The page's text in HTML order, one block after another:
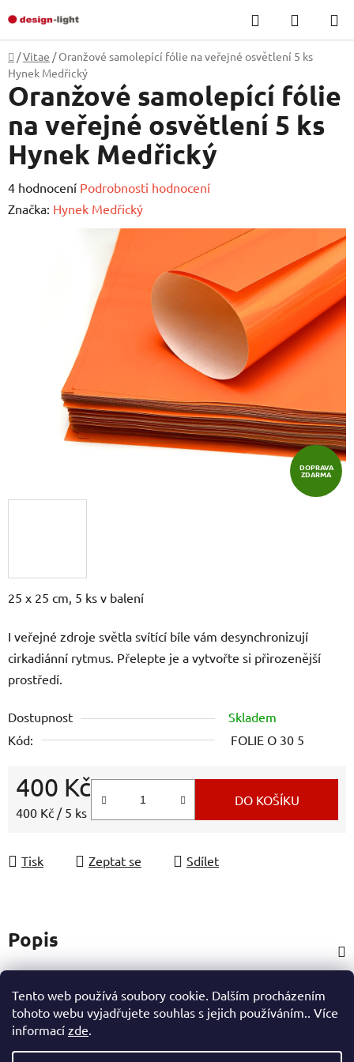
Tento web používá soubory cookie. Dalším procházením
tohoto webu vyjadřujete souhlas s jejich používáním.. Více
informací zde.
na
obsah
Hledat
KOŠÍK
Domů
/Vitae / Oranžové samolepící fólie na veřejné osvětlení 5 ks
Hynek Medřický
25 x 25 cm, 5 ks v balení
I veřejné zdroje světla svítící bíle vám desynchronizují
cirkadiánní rytmus. Přelepte je a vytvořte si přirozenější
prostředí.
Dostupnost
Skladem
Kód:
FOLIE O 30 5
400 Kč
Měrná cena:
400 Kč / 5 ks
DO KOŠÍKU
Tisk Zeptat se Sdílet
Oranžové samolepící fólie
na veřejné osvětlení 5 ks
Hynek Medřický
Průměrné
hodnocení
4 hodnocení Podrobnosti hodnocení
Značka: Hynek Medřický
DOPRAVA
ZDARMA
Popis
Parametry
Hodnocení (4)